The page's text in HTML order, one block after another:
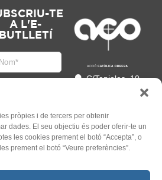
pròpies i de tercers per obtenir
dades. El seu objectiu és poder oferir-te un
les cookies prement el botó “Accepta”, o
prement el botó “Veure preferències”.
TE
A L'E-
BUTLLETÍ
legal
C/Tapioles, 10
93 505 86 86
hola@acocat.org